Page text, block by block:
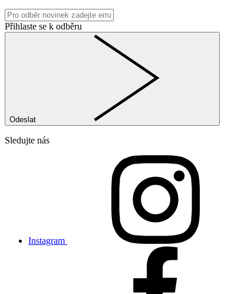
Přihlaste se k odběru
Odeslat
Sledujte nás
Instagram